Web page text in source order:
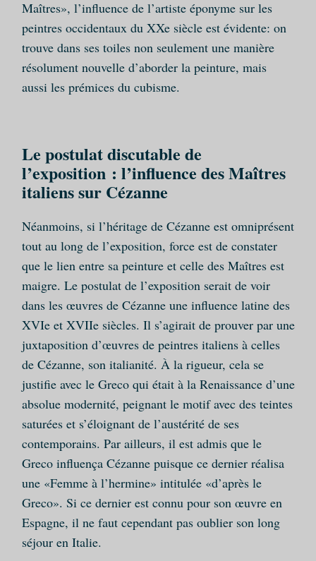
Maîtres», l’influence de l’artiste éponyme sur les
peintres occidentaux du XXe siècle est évidente: on
trouve dans ses toiles non seulement une manière
résolument nouvelle d’aborder la peinture, mais
aussi les prémices du cubisme.
Le postulat discutable de
l’exposition : l’influence des Maîtres
italiens sur Cézanne
Néanmoins, si l’héritage de Cézanne est omniprésent
tout au long de l’exposition, force est de constater
que le lien entre sa peinture et celle des Maîtres est
maigre. Le postulat de l’exposition serait de voir
dans les œuvres de Cézanne une influence latine des
XVIe et XVIIe siècles. Il s’agirait de prouver par une
juxtaposition d’œuvres de peintres italiens à celles
de Cézanne, son italianité. À la rigueur, cela se
justifie avec le Greco qui était à la Renaissance d’une
absolue modernité, peignant le motif avec des teintes
saturées et s’éloignant de l’austérité de ses
contemporains. Par ailleurs, il est admis que le
Greco influença Cézanne puisque ce dernier réalisa
une «Femme à l’hermine» intitulée «d’après le
Greco». Si ce dernier est connu pour son œuvre en
Espagne, il ne faut cependant pas oublier son long
séjour en Italie.